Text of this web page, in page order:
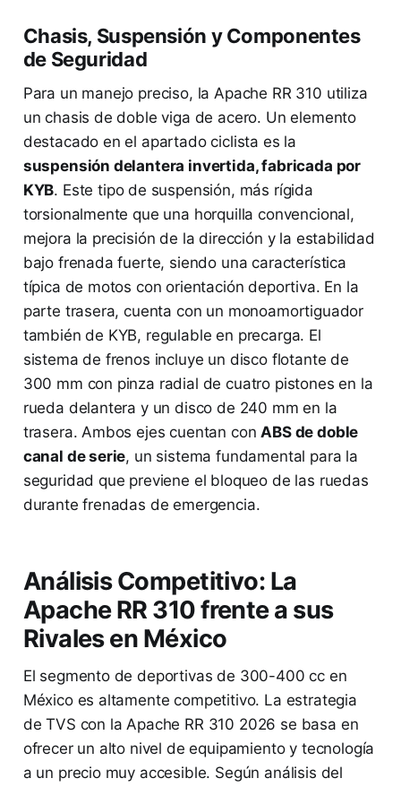
Chasis, Suspensión y Componentes
de Seguridad
Para un manejo preciso, la Apache RR 310 utiliza
un chasis de doble viga de acero. Un elemento
destacado en el apartado ciclista es la
suspensión delantera invertida, fabricada por
KYB. Este tipo de suspensión, más rígida
torsionalmente que una horquilla convencional,
mejora la precisión de la dirección y la estabilidad
bajo frenada fuerte, siendo una característica
típica de motos con orientación deportiva. En la
parte trasera, cuenta con un monoamortiguador
también de KYB, regulable en precarga. El
sistema de frenos incluye un disco flotante de
300 mm con pinza radial de cuatro pistones en la
rueda delantera y un disco de 240 mm en la
trasera. Ambos ejes cuentan conABS de doble
canal de serie, un sistema fundamental para la
seguridad que previene el bloqueo de las ruedas
durante frenadas de emergencia.
Análisis Competitivo: La
Apache RR 310 frente a sus
Rivales en México
El segmento de deportivas de 300-400 cc en
México es altamente competitivo. La estrategia
de TVS con la Apache RR 310 2026 se basa en
ofrecer un alto nivel de equipamiento y tecnología
a un precio muy accesible. Según análisis del